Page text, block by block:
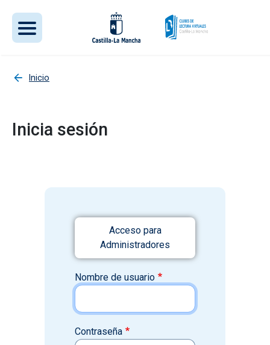
Inicio
Inicia sesión
Acceso para
Administradores
Nombre de usuario
Contraseña